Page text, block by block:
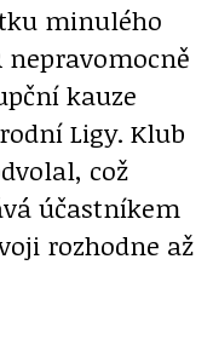
minulého
nepravomocně
kauze
Ligy. Klub
což
účastníkem
rozhodne až